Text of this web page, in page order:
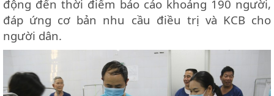
động đến thời điểm báo cáo khoảng 190 người,
đáp ứng cơ bản nhu cầu điều trị và KCB cho
người dân.